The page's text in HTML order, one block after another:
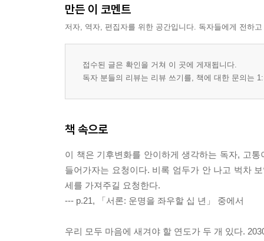
만든 이 코멘트
저자, 역자, 편집자를 위한 공간입니다. 독자들에게 전하
접수된 글은 확인을 거쳐 이 곳에 게재됩니다.
독자 분들의 리뷰는 리뷰 쓰기를, 책에 대한 문의는
책 속으로
이 책은 기후변화를 안이하게 생각하는 독자, 고
들어가자는 요청이다. 비록 엄두가 안 나고 벅차
세를 가져주길 요청한다.
--- p.21, 「서론: 운명을 좌우할 십 년」 중에서
우리 모두 마음에 새겨야 할 연도가 두 개 있다.